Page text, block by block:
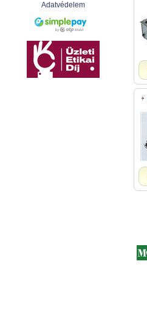
Adatvédelem